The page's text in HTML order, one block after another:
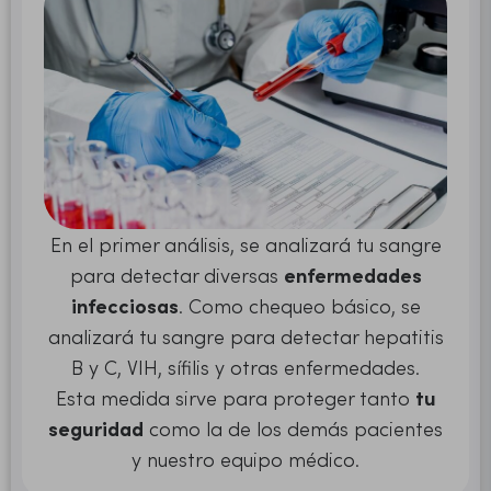
En el primer análisis, se analizará tu sangre
para detectar diversas enfermedades
infecciosas. Como chequeo básico, se
analizará tu sangre para detectar hepatitis
B y C, VIH, sífilis y otras enfermedades.
Esta medida sirve para proteger tanto tu
seguridad como la de los demás pacientes
y nuestro equipo médico.